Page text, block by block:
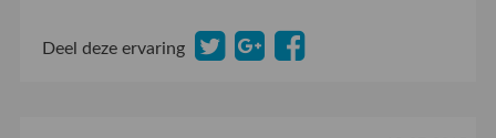
Deel deze ervaring